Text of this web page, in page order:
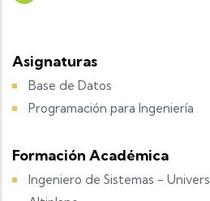
Asignaturas
Base de Datos
Programación para Ingeniería
Formación Académica
Ingeniero de Sistemas -